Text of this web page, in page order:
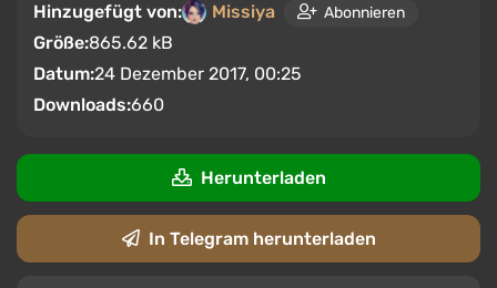
Hinzugefügt von:
Missiya Abonnieren
Größe:865.62 kB
Datum:24 Dezember 2017, 00:25
Downloads:660
Herunterladen
In Telegram herunterladen